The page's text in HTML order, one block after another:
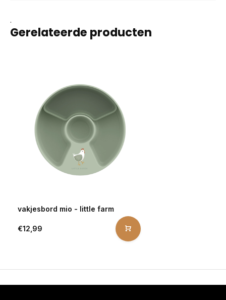
.
Gerelateerde producten
vakjesbord mio - little farm
€12,99